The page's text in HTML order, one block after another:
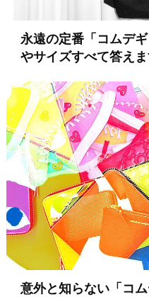
永遠の定番「コムデ
やサイズすべて答え
意外と知らない「コ